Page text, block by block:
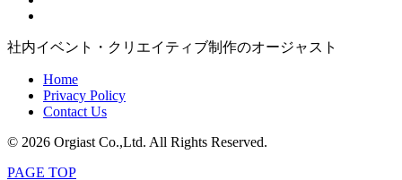
社内イベント・クリエイティブ制作のオージャスト
Home
Privacy Policy
Contact Us
© 2026 Orgiast Co.,Ltd. All Rights Reserved.
PAGE TOP